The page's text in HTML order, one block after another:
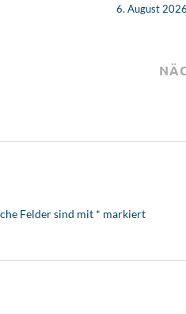
6. August 2026
Felder sind mit * markiert